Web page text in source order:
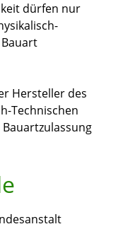
dürfen nur
Hersteller des
Technischen